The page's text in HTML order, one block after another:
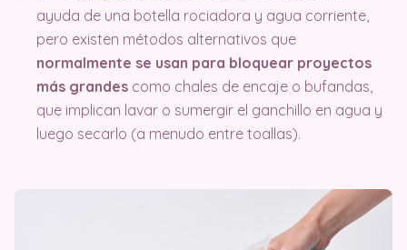
ayuda de una botella rociadora y agua corriente,
pero existen métodos alternativos que
normalmente se usan para bloquear proyectos
más grandes como chales de encaje o bufandas,
que implican lavar o sumergir el ganchillo en agua y
luego secarlo (a menudo entre toallas).